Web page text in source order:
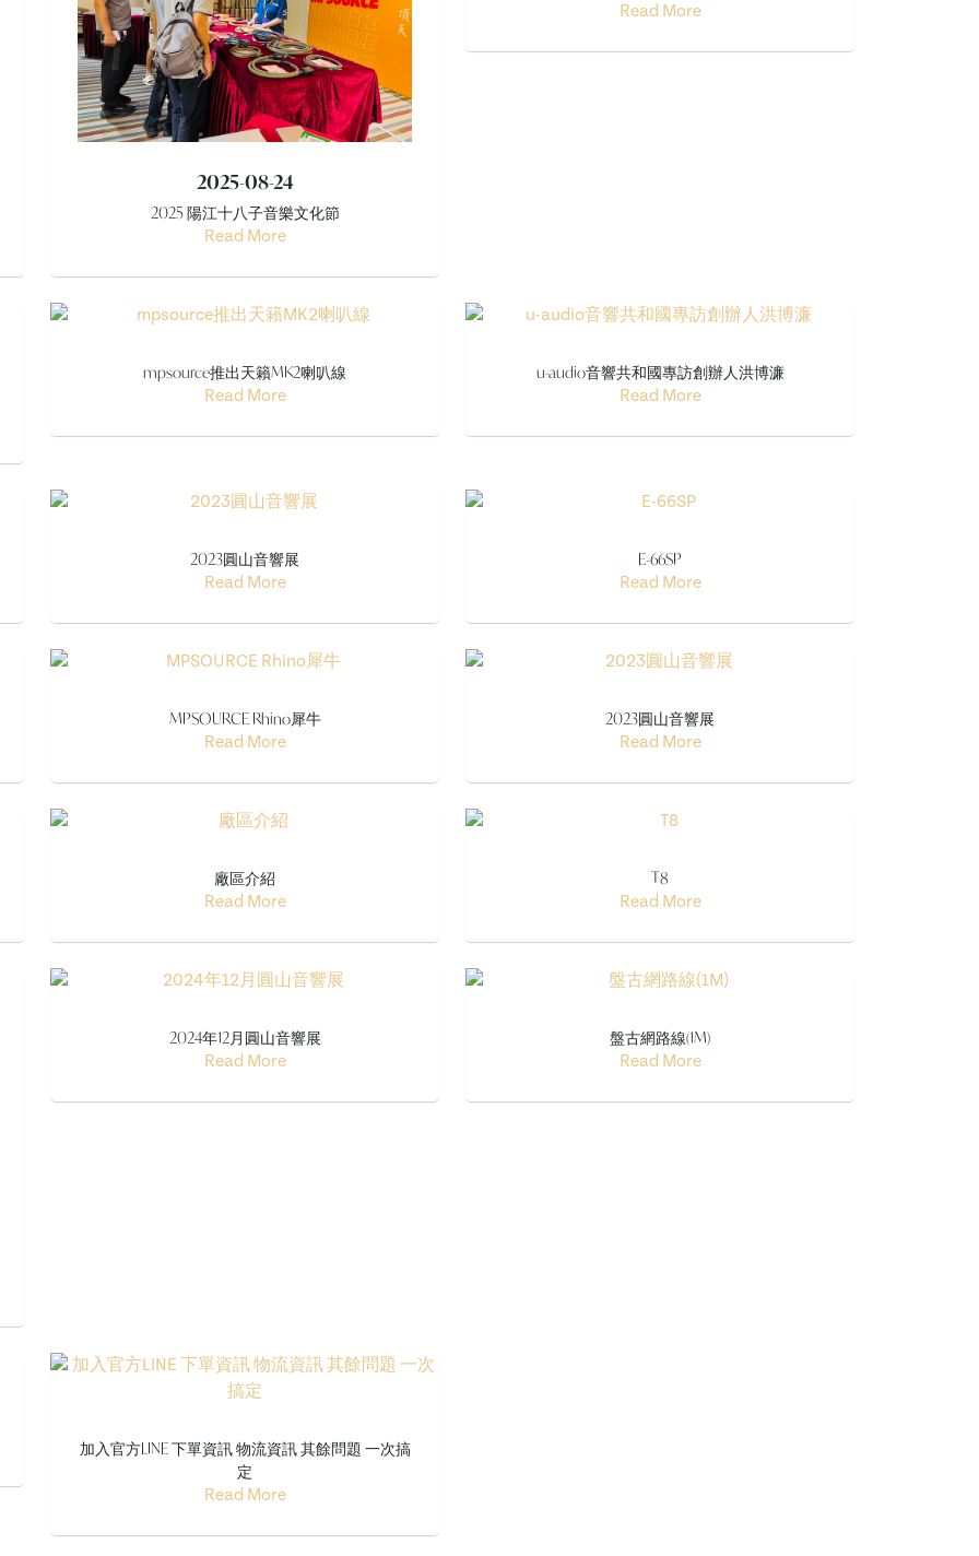
2025-08-24
2025 陽江十八子音樂文化節
Read More
Read More
mpsource推出天籟MK2喇叭線
Read More
u-audio音響共和國專訪創辦人洪博濂
Read More
2023圓山音響展
Read More
E-66SP
Read More
MPSOURCE Rhino犀牛
Read More
2023圓山音響展
Read More
廠區介紹
Read More
T8
Read More
2024年12月圓山音響展
Read More
盤古網路線(1M)
Read More
加入官方LINE 下單資訊 物流資訊 其餘問題 一次搞
定
Read More